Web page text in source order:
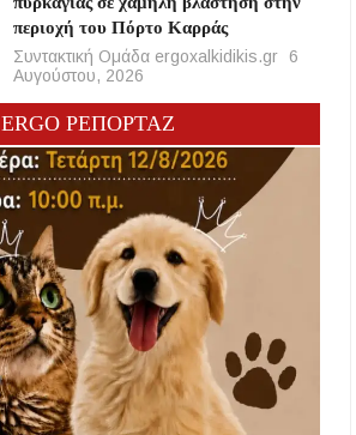
περιοχή του Πόρτο Καρράς
Συντακτική Ομάδα ergoxalkidikis.gr
6
Αυγούστου, 2026
ERGO ΡΕΠΟΡΤΑΖ